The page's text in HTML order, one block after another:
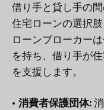
借り手と貸し手の
住宅ローンの選択
ローンブローカー
を持ち、借り手が
を支援します。
• 消費者保護団体: